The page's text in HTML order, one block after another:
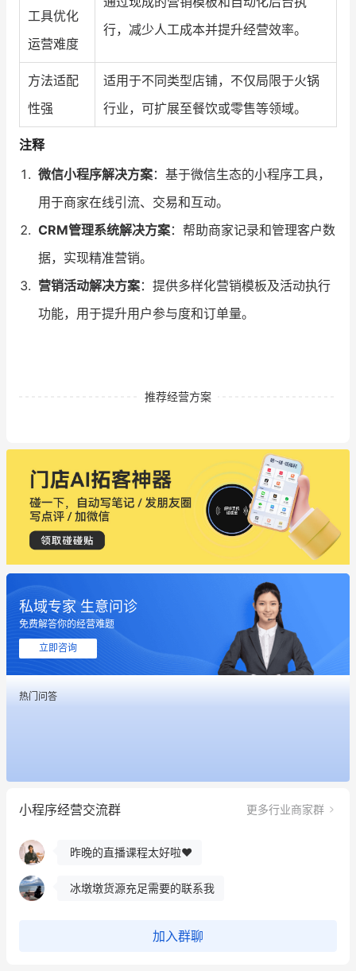
工具优化
运营难度
行，减少人工成本并提升经营效率。
方法适配
性强
适用于不同类型店铺，不仅局限于火锅
行业，可扩展至餐饮或零售等领域。
注释
微信小程序解决方案：基于微信生态的小程序工具，
用于商家在线引流、交易和互动。
CRM管理系统解决方案：帮助商家记录和管理客户数
据，实现精准营销。
营销活动解决方案：提供多样化营销模板及活动执行
功能，用于提升用户参与度和订单量。
推荐经营方案
私域专家 生意问诊
免费解答你的经营难题
立即咨询
热门问答
小程序经营交流群 更多行业商家群
用有赞就能在微信、小红书同时经营了
餐饮也得靠私域和服务提高竞争力
昨晚的直播课程太好啦❤️
冰墩墩货源充足需要的联系我
加入群聊